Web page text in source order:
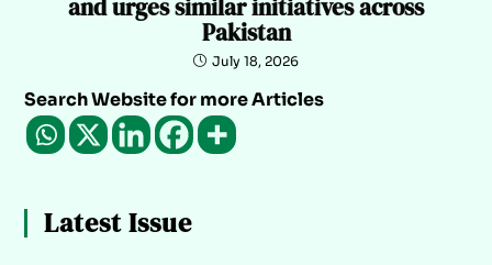
and urges similar initiatives across
Pakistan
July 18, 2026
Search Website for more Articles
Latest Issue